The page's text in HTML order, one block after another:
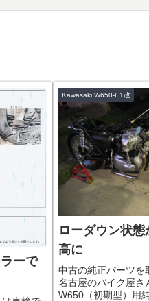
ーで
Kawasaki W650-E1改
ローダウン状
高に
中古の純正パーツを
名古屋のバイク屋さ
W650（初期型）用